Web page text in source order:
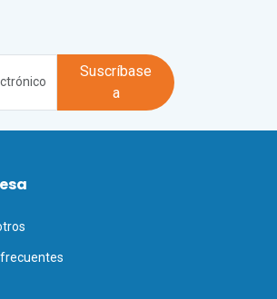
Suscríbase
a